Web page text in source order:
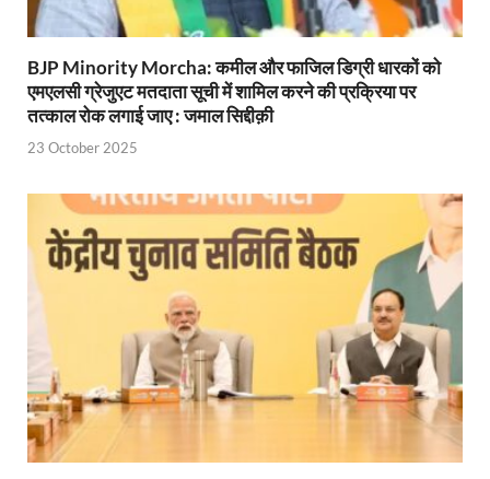
Mandir Cluster Model: पुरा महादेव मंदिर का ‘मंदिर
MMMUT Girls Hostel: एमएमएमयूटी में साइबर फोरेंसिक
Indian Railway Action: भारतीय रेलवे की बड़ी करवाई,
मिलावटखोरों पर और कसेगा सरकार का शिकंजा
Pateshvari Mata Darshan: मुख्यमंत्री ने किए मां
She Leads Bharat: अंतर्राष्ट्रीय महिला दिवस 2026 के
Sabka Sath Sabka Vikas: प्रधानमंत्री नरेन्द्र मोदी 9
Holi Mahotsava: CM धामी ने कलश संगीत द्वारा
Chhattisgarh Budget 2026-27: बस्तर के विकास का
First Cabinet Meeting In Seva Tirth: भारत की
BJP Minority Morcha: कमील और फाजिल डिग्री धारकों को
एमएलसी ग्रेजुएट मतदाता सूची में शामिल करने की प्रक्रिया पर
तत्काल रोक लगाई जाए : जमाल सिद्दीक़ी
23 October 2025